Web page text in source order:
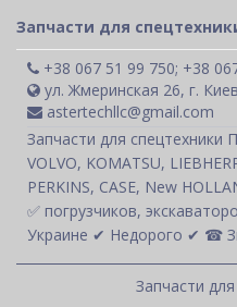
Запчасти для
+38 067 51 99 750; +38
ул. Жмеринская 26, г.
astertechllc@gmail.com
Запчасти для спецтехники
VOLVO, KOMATSU,
PERKINS, CASE, New
✅ погрузчиков,
Украине ✔ Недорого ✔ ☎
Запчасти